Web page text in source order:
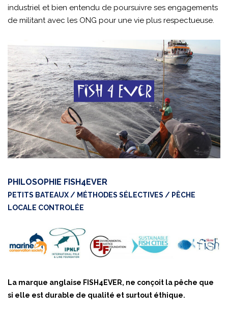
industriel et bien entendu de poursuivre ses engagements
de militant avec les ONG pour une vie plus respectueuse.
PHILOSOPHIE FISH4EVER
PETITS BATEAUX / MÉTHODES SÉLECTIVES / PÊCHE
LOCALE CONTROLÉE
La marque anglaise FISH4EVER, ne conçoit la pêche que
si elle est durable de qualité et surtout éthique.